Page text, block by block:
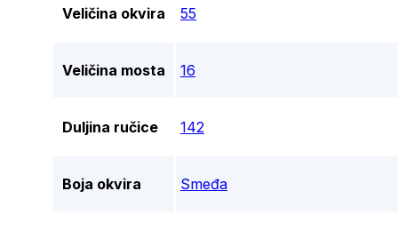
Veličina okvira 55
Veličina mosta 16
Duljina ručice 142
Boja okvira Smeđa